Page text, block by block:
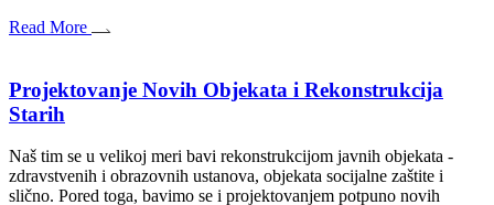
Read More
Projektovanje Novih Objekata i Rekonstrukcija
Starih
Naš tim se u velikoj meri bavi rekonstrukcijom javnih objekata -
zdravstvenih i obrazovnih ustanova, objekata socijalne zaštite i
slično. Pored toga, bavimo se i projektovanjem potpuno novih